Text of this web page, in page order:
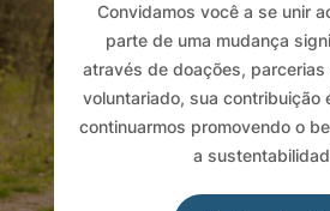
Convidamos você a se unir
parte de uma mudança
através de doações,
voluntariado, sua contribuição
continuarmos promovendo o
a